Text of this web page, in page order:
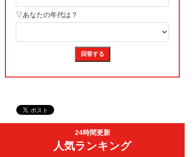
24時間更新
人気ランキング